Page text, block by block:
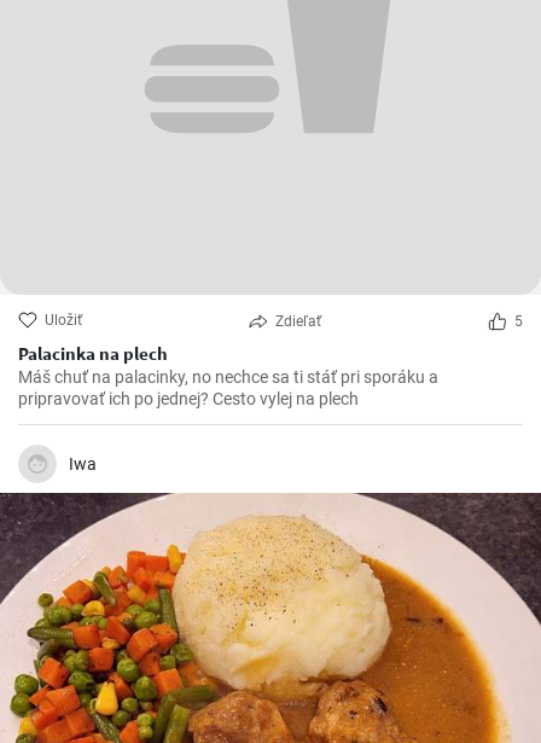
Uložiť Zdieľať 5
Palacinka na plech
Máš chuť na palacinky, no nechce sa ti stáť pri sporáku a
pripravovať ich po jednej? Cesto vylej na plech
Iwa